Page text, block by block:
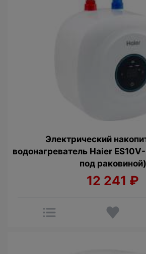
Электрический
водонагреватель Haier
под раковиной)
12 241 ₽